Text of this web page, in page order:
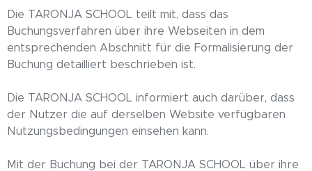
Die TARONJA SCHOOL teilt mit, dass das
Buchungsverfahren über ihre Webseiten in dem
entsprechenden Abschnitt für die Formalisierung der
Buchung detailliert beschrieben ist.
Die TARONJA SCHOOL informiert auch darüber, dass
der Nutzer die auf derselben Website verfügbaren
Nutzungsbedingungen einsehen kann.
Mit der Buchung bei der TARONJA SCHOOL über ihre